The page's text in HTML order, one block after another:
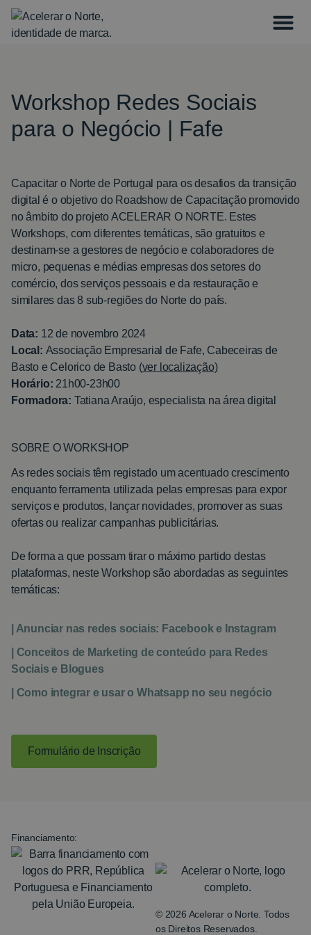
Workshop Redes Sociais
para o Negócio | Fafe
Capacitar o Norte de Portugal para os desafios da transição
digital é o objetivo do Roadshow de Capacitação promovido
no âmbito do projeto ACELERAR O NORTE. Estes
Workshops, com diferentes temáticas, são gratuitos e
destinam-se a gestores de negócio e colaboradores de
micro, pequenas e médias empresas dos setores do
comércio, dos serviços pessoais e da restauração e
similares das 8 sub-regiões do Norte do país.
Data: 12 de novembro 2024
Local: Associação Empresarial de Fafe, Cabeceiras de
Basto e Celorico de Basto (ver localização)
Horário: 21h00-23h00
Formadora: Tatiana Araújo, especialista na área digital
SOBRE O WORKSHOP
As redes sociais têm registado um acentuado crescimento
enquanto ferramenta utilizada pelas empresas para expor
serviços e produtos, lançar novidades, promover as suas
ofertas ou realizar campanhas publicitárias.
De forma a que possam tirar o máximo partido destas
plataformas, neste Workshop são abordadas as seguintes
temáticas:
| Anunciar nas redes sociais: Facebook e Instagram
| Conceitos de Marketing de conteúdo para Redes
Sociais e Blogues
| Como integrar e usar o Whatsapp no seu negócio
Formulário de Inscrição
© 2026 Acelerar o Norte. Todos
os Direitos Reservados.
Financiamento: